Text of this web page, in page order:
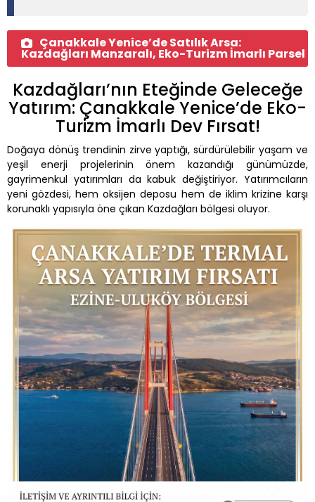
Çanakkale Yenice’de Satılık Arsa:
Kazdağları Manzaralı, Eko-Turizm İmarlı Parsel
Kazdağları’nın Eteğinde Geleceğe
Yatırım: Çanakkale Yenice’de Eko-
Turizm İmarlı Dev Fırsat!
Doğaya dönüş trendinin zirve yaptığı, sürdürülebilir yaşam ve
yeşil enerji projelerinin önem kazandığı günümüzde,
gayrimenkul yatırımları da kabuk değiştiriyor. Yatırımcıların
yeni gözdesi, hem oksijen deposu hem de iklim krizine karşı
korunaklı yapısıyla öne çıkan Kazdağları bölgesi oluyor.